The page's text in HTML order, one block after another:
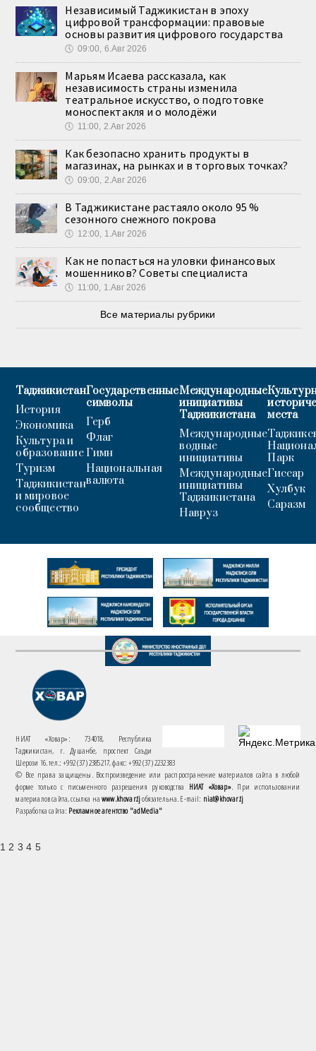
Независимый Таджикистан в эпоху
цифровой трансформации: правовые
основы развития цифрового государства
🕔 09:00, 6.Авг 2026
Марьям Исаева рассказала, как
независимость страны изменила
театральное искусство, о подготовке
моноспектакля и о молодёжи
🕔 11:00, 2.Авг 2026
Как безопасно хранить продукты в
магазинах, на рынках и в торговых точках?
🕔 09:00, 2.Авг 2026
В Таджикистане растаяло около 95 %
сезонного снежного покрова
🕔 12:00, 1.Авг 2026
Как не попасться на уловки финансовых
мошенников? Советы специалиста
🕔 11:00, 1.Авг 2026
Все материалы рубрики
Таджикистан
История
Экономика
Культура и
образование
Туризм
Таджикистан
и мировое
сообщество
Государственные
символы
Герб
Флаг
Гимн
Национальная
валюта
Международные
инициативы
Таджикистана
Международные
водные
инициативы
Международные
инициативы
Таджикистана
Навруз
места
Парк
Гиссар
Хулбук
Саразм
НИАТ «Ховар»: 734018, Республика
Таджикистан, г. Душанбе, проспект Саъди
Шерози 16. тел.: +992 (37) 2385217, факс: +992 (37) 2232383
© Все права защищены. Воспроизведение или распространение материалов сайта в любой
форме только с письменного разрешения руководства НИАТ «Ховар». При использовании
материалов сайта, ссылка наwww.khovar.tjобязательна. E-mail: niat@khovar.tj
Разработка сайта: Рекламное агентство "adMedia"
1 2 3 4 5